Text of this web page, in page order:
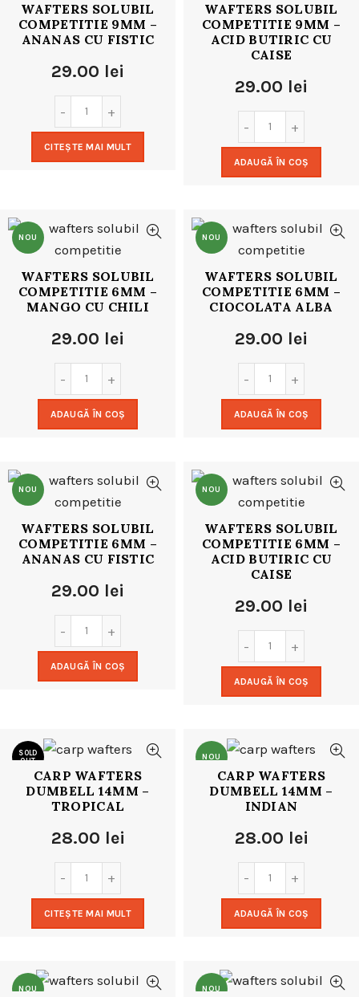
NOU
WAFTERS SOLUBIL
COMPETITIE 9MM –
ANANAS CU FISTIC
29.00 lei
CITEȘTE MAI MULT
WAFTERS SOLUBIL
COMPETITIE 9MM –
ACID BUTIRIC CU
CAISE
29.00 lei
ADAUGĂ ÎN COȘ
NOU
WAFTERS SOLUBIL
COMPETITIE 6MM –
MANGO CU CHILI
29.00 lei
ADAUGĂ ÎN COȘ
NOU
WAFTERS SOLUBIL
COMPETITIE 6MM –
CIOCOLATA ALBA
29.00 lei
ADAUGĂ ÎN COȘ
NOU
WAFTERS SOLUBIL
COMPETITIE 6MM –
ANANAS CU FISTIC
29.00 lei
ADAUGĂ ÎN COȘ
NOU
WAFTERS SOLUBIL
COMPETITIE 6MM –
ACID BUTIRIC CU
CAISE
29.00 lei
ADAUGĂ ÎN COȘ
SOLD
OUT
NOU
CARP WAFTERS
DUMBELL 14MM –
TROPICAL
28.00 lei
CITEȘTE MAI MULT
NOU
CARP WAFTERS
DUMBELL 14MM –
INDIAN
28.00 lei
ADAUGĂ ÎN COȘ
NOU NOU